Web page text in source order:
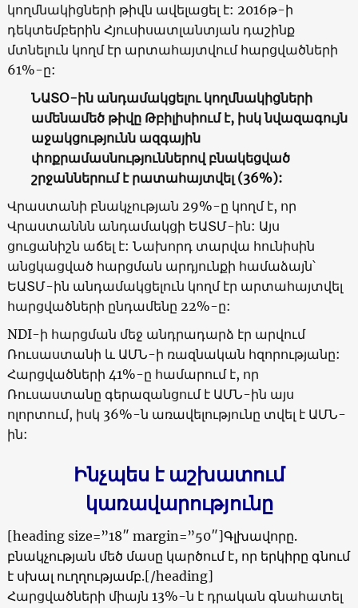
կողմնակիցների թիվն ավելացել է: 2016թ-ի
դեկտեմբերին Հյուսիսատլանտյան դաշինք
մտնելուն կողմ էր արտահայտվում հարցվածների
61%-ը:
ՆԱՏՕ-ին անդամակցելու կողմնակիցների
ամենամեծ թիվը Թբիլիսիում է, իսկ նվազագույն
աջակցությունն ազգային
փոքրամասնություններով բնակեցված
շրջաններում է րատահայտվել(36%):
Վրաստանի բնակչության 29%-ը կողմ է, որ
Վրաստաննն անդամակցի ԵԱՏՄ-ին: Այս
ցուցանիշն աճել է: Նախորդ տարվա հունիսին
անցկացված հարցման արդյունքի համաձայն՝
ԵԱՏՄ-ին անդամակցելուն կողմ էր արտահայտվել
հարցվածների ընդամենը 22%-ը:
NDI-ի հարցման մեջ անդրադարձ էր արվում
Ռուսաստանի և ԱՄՆ-ի ռազնական հզորությանը:
Հարցվածների 41%-ը համարում է, որ
Ռուսաստանը գերազանցում է ԱՄՆ-ին այս
ոլորտում, իսկ 36%-ն առավելությունը տվել է ԱՄՆ-
ին:
Ինչպես է աշխատում
կառավարությունը
[heading size=”18″ margin=”50″]Գլխավորը.
բնակչության մեծ մասը կարծում է, որ երկիրը գնում
է սխալ ուղղությամբ.[/heading]
Հարցվածների միայն 13%-ն է դրական գնահատել